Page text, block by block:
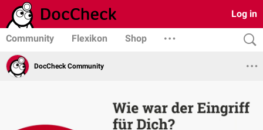
Log in
Community Flexikon Shop
DocCheck Community